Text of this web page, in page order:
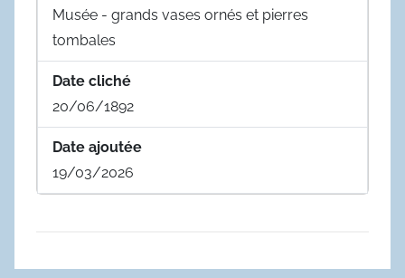
Musée - grands vases ornés et pierres
tombales
Date cliché
20/06/1892
Date ajoutée
19/03/2026